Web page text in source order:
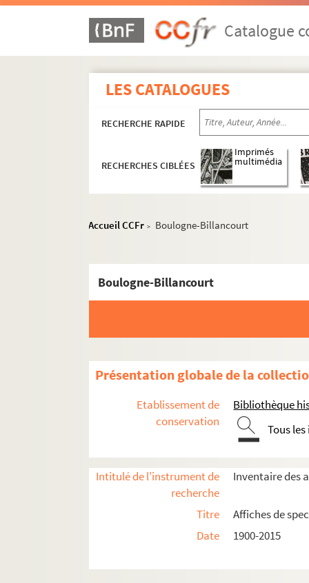
Catalogue
LES CATALOGUES
RECHERCHE RAPIDE
RECHERCHES CIBLÉES
Imprimés
multimédia
Accueil CCFr > Boulogne-Billancourt
Boulogne-Billancourt
Présentation globale de la
Etablissement de
conservation
Bibliothèque
Tous
Intitulé de l'instrument de
recherche
Inventaire des
Titre
Affiches de
Date
1900-2015